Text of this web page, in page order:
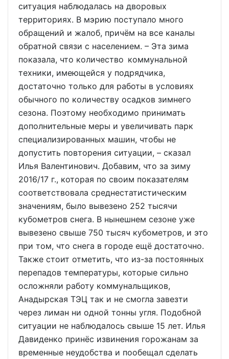
ситуация наблюдалась на дворовых
территориях. В мэрию поступало много
обращений и жалоб, причём на все каналы
обратной связи с населением. – Эта зима
показала, что количество коммунальной
техники, имеющейся у подрядчика,
достаточно только для работы в условиях
обычного по количеству осадков зимнего
сезона. Поэтому необходимо принимать
дополнительные меры и увеличивать парк
специализированных машин, чтобы не
допустить повторения ситуации, – сказал
Илья Валентинович. Добавим, что за зиму
2016/17 г., которая по своим показателям
соответствовала среднестатистическим
значениям, было вывезено 252 тысячи
кубометров снега. В нынешнем сезоне уже
вывезено свыше 750 тысяч кубометров, и это
при том, что снега в городе ещё достаточно.
Также стоит отметить, что из-за постоянных
перепадов температуры, которые сильно
осложняли работу коммунальщиков,
Анадырская ТЭЦ так и не смогла завезти
через лиман ни одной тонны угля. Подобной
ситуации не наблюдалось свыше 15 лет. Илья
Давиденко принёс извинения горожанам за
временные неудобства и пообещал сделать